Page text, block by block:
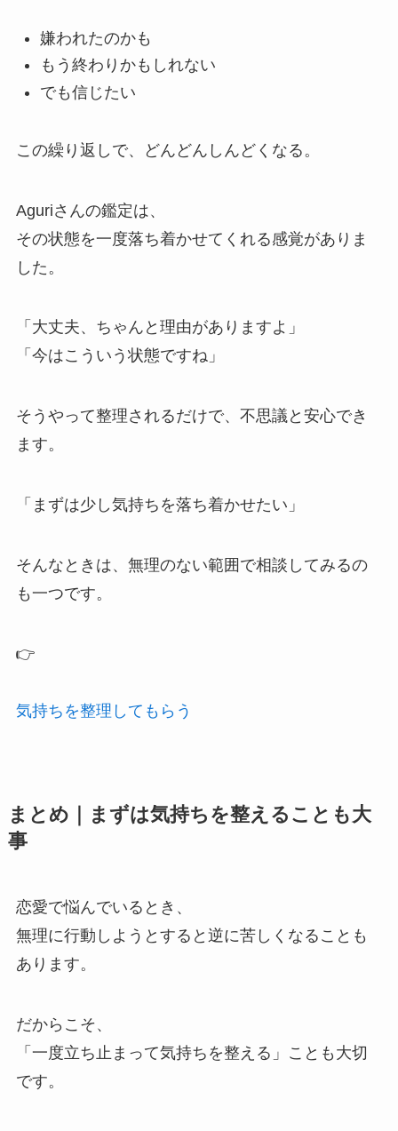
嫌われたのかも
もう終わりかもしれない
でも信じたい
この繰り返しで、どんどんしんどくなる。
Aguriさんの鑑定は、
その状態を一度落ち着かせてくれる感覚がありま
した。
「大丈夫、ちゃんと理由がありますよ」
「今はこういう状態ですね」
そうやって整理されるだけで、不思議と安心でき
ます。
「まずは少し気持ちを落ち着かせたい」
そんなときは、無理のない範囲で相談してみるの
も一つです。
👉
気持ちを整理してもらう
まとめ｜まずは気持ちを整えることも大
事
恋愛で悩んでいるとき、
無理に行動しようとすると逆に苦しくなることも
あります。
だからこそ、
「一度立ち止まって気持ちを整える」ことも大切
です。